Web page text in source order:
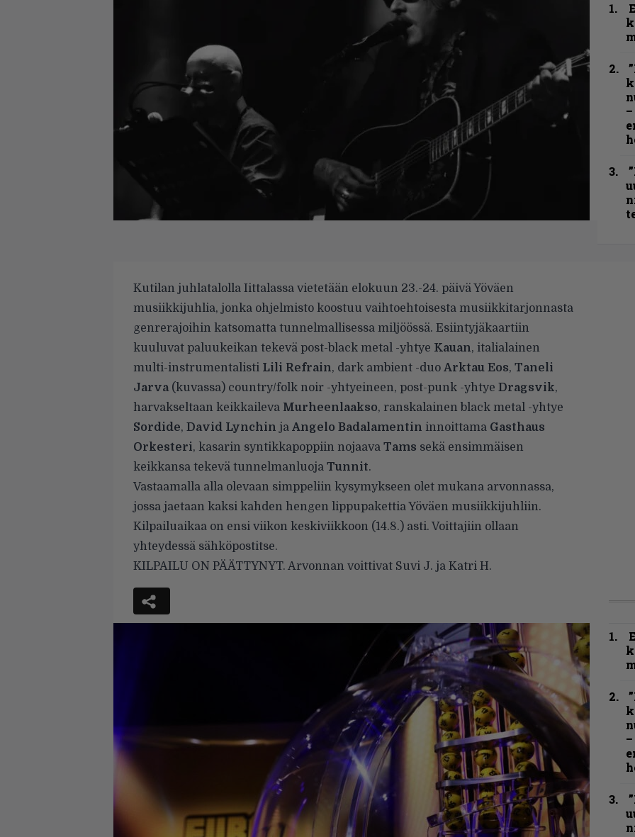
Kutilan juhlatalolla Iittalassa vietetään elokuun 23.-24. päiväYöväen
musiikkijuhlia, jonka ohjelmisto koostuu vaihtoehtoisesta musiikkitarjonnasta
genrerajoihin katsomatta tunnelmallisessa miljöössä. Esiintyjäkaartiin
kuuluvat paluukeikan tekevä post-black metal -yhtye Kauan, italialainen
multi-instrumentalisti Lili Refrain, dark ambient -duo Arktau Eos, Taneli
Jarva(kuvassa) country/folk noir -yhtyeineen, post-punk -yhtye Dragsvik,
harvakseltaan keikkaileva Murheenlaakso, ranskalainen black metal -yhtye
Sordide, David Lynchin ja Angelo Badalamentin innoittama Gasthaus
Orkesteri, kasarin syntikkapoppiin nojaava Tams sekä ensimmäisen
keikkansa tekevä tunnelmanluoja Tunnit.
Vastaamalla alla olevaan simppeliin kysymykseen olet mukana arvonnassa,
jossa jaetaan kaksi kahden hengen lippupakettia Yöväen musiikkijuhliin.
Kilpailuaikaa on ensi viikon keskiviikkoon (14.8.) asti. Voittajiin ollaan
yhteydessä sähköpostitse.
KILPAILU ON PÄÄTTYNYT. Arvonnan voittivat Suvi J. ja Katri H.